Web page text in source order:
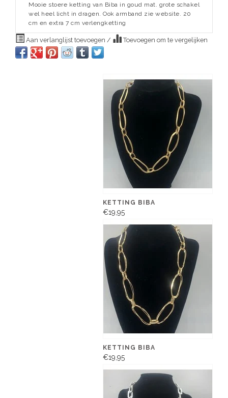
Mooie stoere ketting van Biba in goud mat. grote schakel
wel heel licht in dragen. Ook armband zie website. 20
cm en extra 7 cm verlengketting
Aan verlanglijst toevoegen / Toevoegen om te vergelijken
KETTING BIBA
€19,95
KETTING BIBA
€19,95